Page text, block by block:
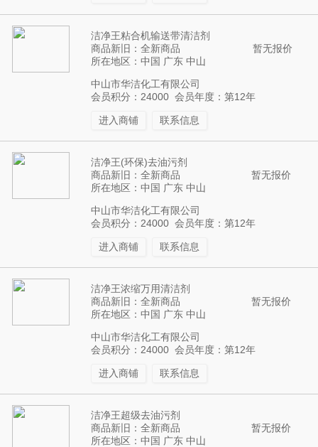
洁净王粘合机输送带清洁剂
商品新旧：全新商品
所在地区：中国 广东 中山
暂无报价
中山市华洁化工有限公司
会员积分：24000 会员年度：第12年
进入商铺 联系信息
洁净王(环保)去油污剂
商品新旧：全新商品
所在地区：中国 广东 中山
暂无报价
中山市华洁化工有限公司
会员积分：24000 会员年度：第12年
进入商铺 联系信息
洁净王浓缩万用清洁剂
商品新旧：全新商品
所在地区：中国 广东 中山
暂无报价
中山市华洁化工有限公司
会员积分：24000 会员年度：第12年
进入商铺 联系信息
洁净王超级去油污剂
商品新旧：全新商品
所在地区：中国 广东 中山
暂无报价